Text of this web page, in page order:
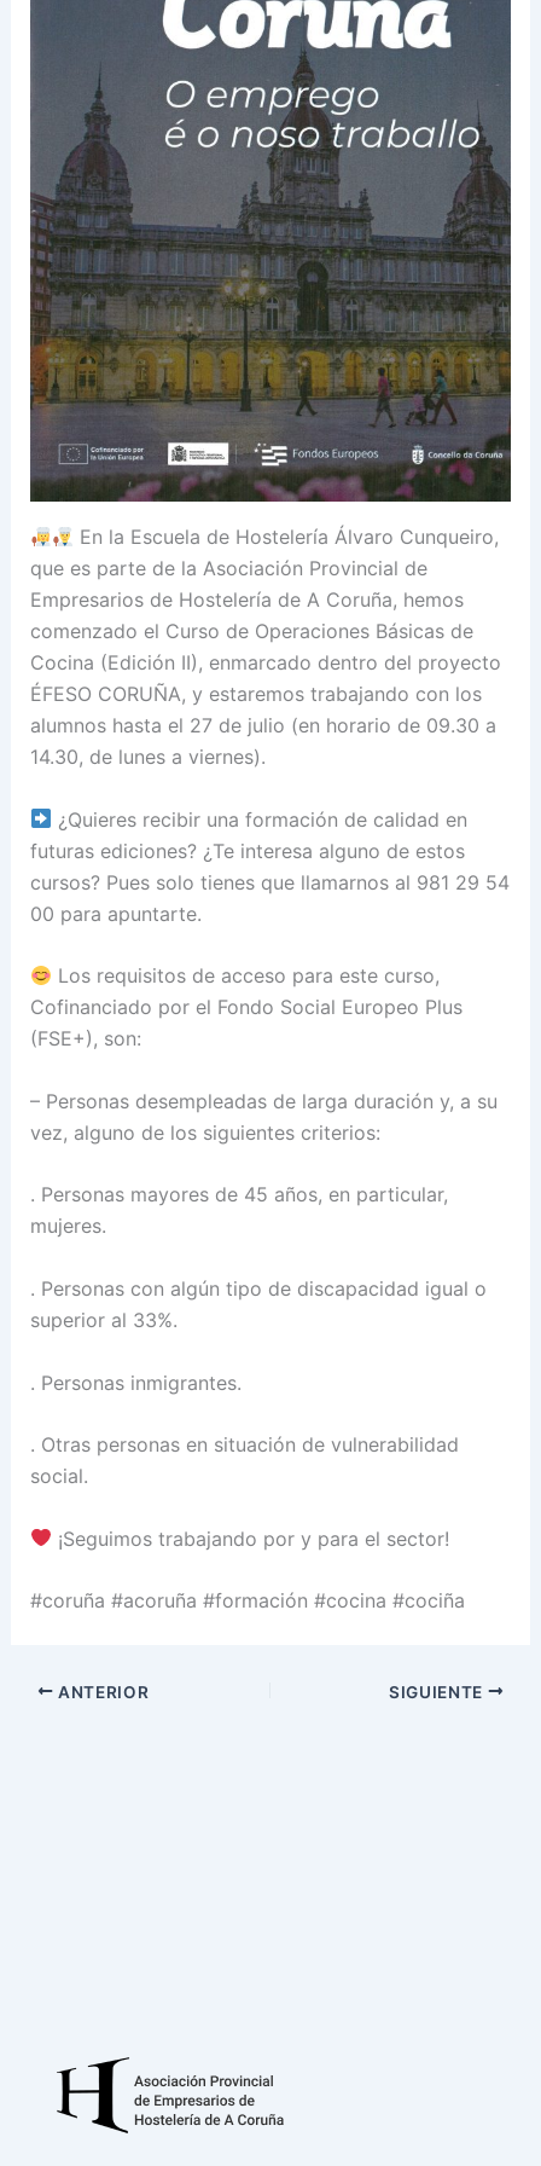
En la Escuela de Hostelería Álvaro Cunqueiro,
que es parte de la Asociación Provincial de
Empresarios de Hostelería de A Coruña, hemos
comenzado el Curso de Operaciones Básicas de
Cocina (Edición II), enmarcado dentro del proyecto
ÉFESO CORUÑA, y estaremos trabajando con los
alumnos hasta el 27 de julio (en horario de 09.30 a
14.30, de lunes a viernes).
¿Quieres recibir una formación de calidad en
futuras ediciones? ¿Te interesa alguno de estos
cursos? Pues solo tienes que llamarnos al 981 29 54
00 para apuntarte.
Los requisitos de acceso para este curso,
Cofinanciado por el Fondo Social Europeo Plus
(FSE+), son:
– Personas desempleadas de larga duración y, a su
vez, alguno de los siguientes criterios:
. Personas mayores de 45 años, en particular,
mujeres.
. Personas con algún tipo de discapacidad igual o
superior al 33%.
. Personas inmigrantes.
. Otras personas en situación de vulnerabilidad
social.
¡Seguimos trabajando por y para el sector!
#coruña #acoruña #formación #cocina #cociña
ANTERIOR SIGUIENTE